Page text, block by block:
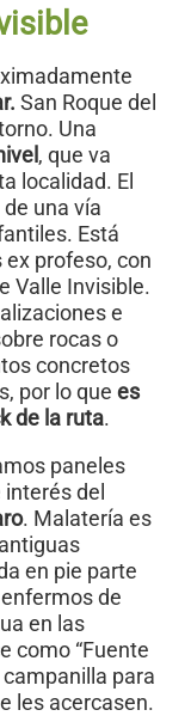
San Roque del
Una
, que va
localidad. El
una vía
Está
profeso, con
Valle Invisible.
e
rocas o
concretos
por lo que es
de la ruta.
paneles
del
. Malatería es
en pie parte
de
en las
como “Fuente
para
les acercasen.